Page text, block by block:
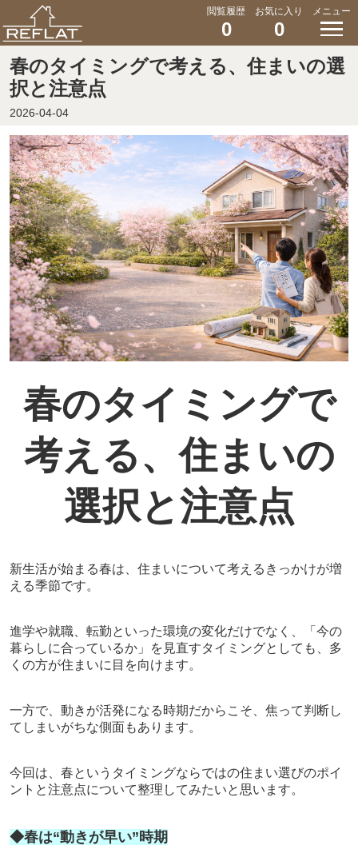
閲覧履歴
0
お気に入り
0
メニュー
春のタイミングで考える、住まいの選
択と注意点
2026-04-04
春のタイミングで
考える、住まいの
選択と注意点
新生活が始まる春は、住まいについて考えるきっかけが増
える季節です。
進学や就職、転勤といった環境の変化だけでなく、「今の
暮らしに合っているか」を見直すタイミングとしても、多
くの方が住まいに目を向けます。
一方で、動きが活発になる時期だからこそ、焦って判断し
てしまいがちな側面もあります。
今回は、春というタイミングならではの住まい選びのポイ
ントと注意点について整理してみたいと思います。
◆春は“動きが早い”時期